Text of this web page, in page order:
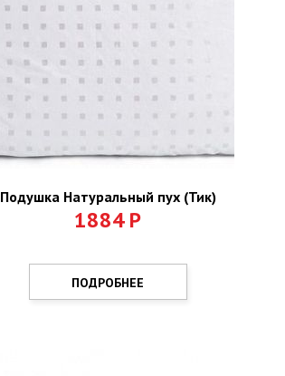
Подушка Натуральный пух (Тик)
1884Р
ПОДРОБНЕЕ